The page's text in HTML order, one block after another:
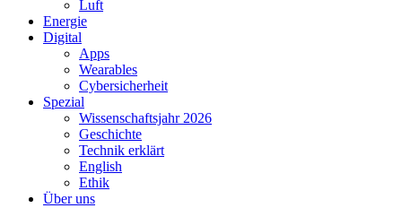
Luft
Energie
Digital
Apps
Wearables
Cybersicherheit
Spezial
Wissenschaftsjahr 2026
Geschichte
Technik erklärt
English
Ethik
Über uns